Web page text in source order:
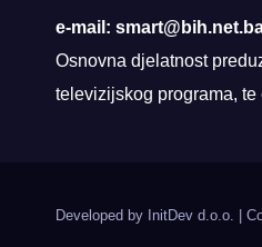
e-mail:
Osnovna djelatnost
televizijskog programa,
Developed by InitDev d.o.o. |